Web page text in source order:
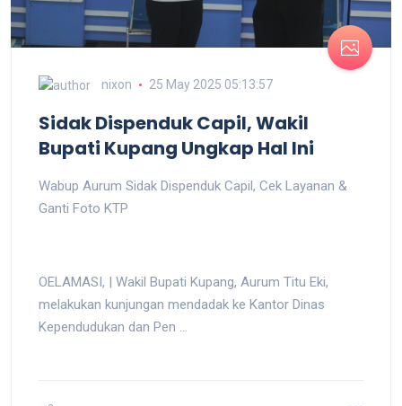
nixon 25 May 2025 05:13:57
Sidak Dispenduk Capil, Wakil
Bupati Kupang Ungkap Hal Ini
Wabup Aurum Sidak Dispenduk Capil, Cek Layanan &
Ganti Foto KTP
OELAMASI, | Wakil Bupati Kupang, Aurum Titu Eki,
melakukan kunjungan mendadak ke Kantor Dinas
Kependudukan dan Pen ...